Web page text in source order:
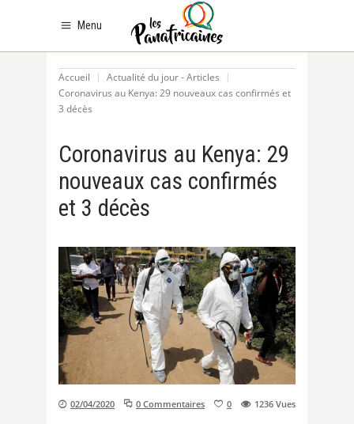
Menu
Accueil
Actualité du jour - Articles
Coronavirus au Kenya: 29 nouveaux cas confirmés et
3 décès
Coronavirus au Kenya: 29
nouveaux cas confirmés
et 3 décès
02/04/2020 0 Commentaires 0 1236 Vues